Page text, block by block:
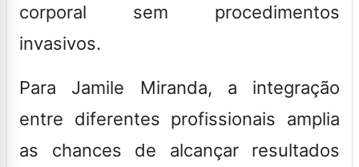
corporal sem procedimentos
invasivos.
Para Jamile Miranda, a integração
entre diferentes profissionais amplia
as chances de alcançar resultados